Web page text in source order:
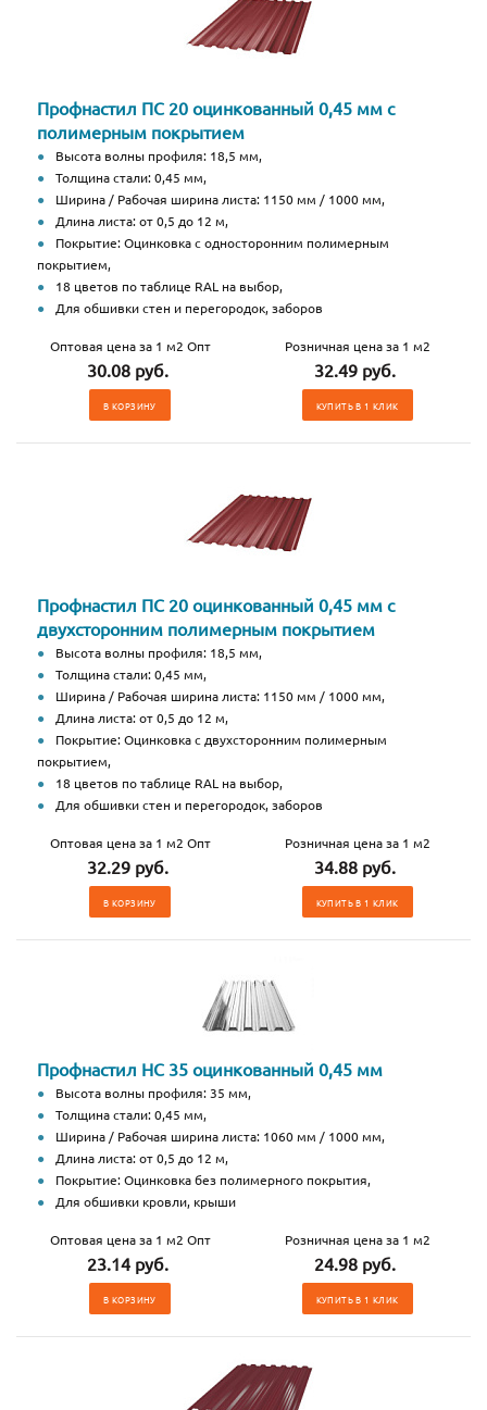
Профнастил ПС 20 оцинкованный 0,45 мм с
полимерным покрытием
Высота волны профиля: 18,5 мм,
Толщина стали: 0,45 мм,
Ширина / Рабочая ширина листа: 1150 мм / 1000 мм,
Длина листа: от 0,5 до 12 м,
Покрытие: Оцинковка с односторонним полимерным
покрытием,
18 цветов по таблице RAL на выбор,
Для обшивки стен и перегородок, заборов
Оптовая цена за 1 м2 Опт
30.08 руб.
В КОРЗИНУ
Розничная цена за 1 м2
32.49 руб.
КУПИТЬ В 1 КЛИК
Профнастил ПС 20 оцинкованный 0,45 мм с
двухсторонним полимерным покрытием
Высота волны профиля: 18,5 мм,
Толщина стали: 0,45 мм,
Ширина / Рабочая ширина листа: 1150 мм / 1000 мм,
Длина листа: от 0,5 до 12 м,
Покрытие: Оцинковка с двухсторонним полимерным
покрытием,
18 цветов по таблице RAL на выбор,
Для обшивки стен и перегородок, заборов
Оптовая цена за 1 м2 Опт
32.29 руб.
В КОРЗИНУ
Розничная цена за 1 м2
34.88 руб.
КУПИТЬ В 1 КЛИК
Профнастил НС 35 оцинкованный 0,45 мм
Высота волны профиля: 35 мм,
Толщина стали: 0,45 мм,
Ширина / Рабочая ширина листа: 1060 мм / 1000 мм,
Длина листа: от 0,5 до 12 м,
Покрытие: Оцинковка без полимерного покрытия,
Для обшивки кровли, крыши
Оптовая цена за 1 м2 Опт
23.14 руб.
В КОРЗИНУ
Розничная цена за 1 м2
24.98 руб.
КУПИТЬ В 1 КЛИК